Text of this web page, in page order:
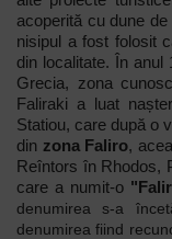
acoperită cu dune
nisipul a fost folosit
din localitate. În anul
Grecia, zona
Faliraki a luat
Statiou, care după o
din zona Faliro,
Reîntors în Rhodos,
care a numit-o
denumirea s-a
denumirea fiind